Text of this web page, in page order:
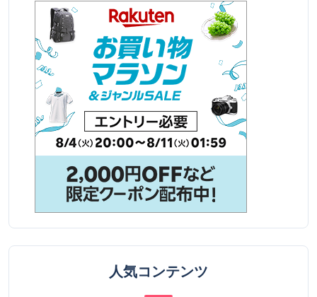
人気コンテンツ